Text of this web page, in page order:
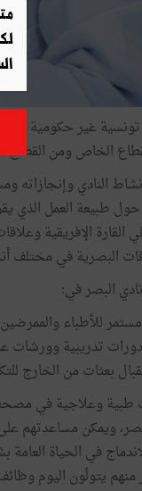
الخاص ومن القطاع
النادي وإنجازاته
طبيعة العمل الذي
القارة الإفريقية
البصرية في مختلف
البصر في:
للأطباء
تدريبية وورشات
بعثات من الخارج
طبية وعلاجية في
ويمكن مساعدتهم على
في الحياة
منهم يتولّون اليوم